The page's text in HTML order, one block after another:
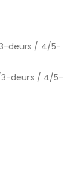
3-deurs / 4/5-
3-deurs / 4/5-